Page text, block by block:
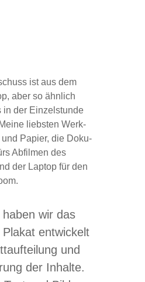
ist aus dem
aber so ähn­lich
in der Ein­zel­stunde
liebs­ten Werk­
und Papier, die Doku­
Abfil­men des
der Lap­top für den
wir das
ent­wi­ckelt
und
der Inhalte.